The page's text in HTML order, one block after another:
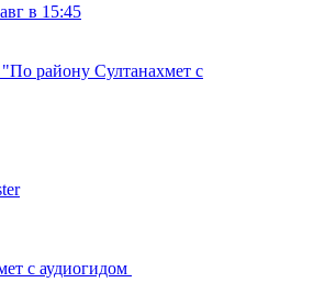
в 15:45
с аудиогидом